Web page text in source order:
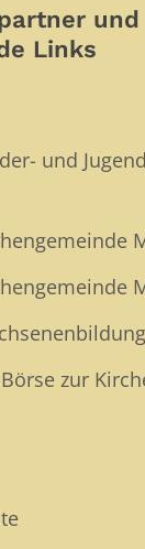
und
Links
und
zur